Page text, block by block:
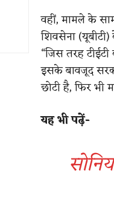
वहीं, मामले के
शिवसेना
“जिस तरह
इसके बावजूद
छोटी है, फिर भी
यह भी पढ़ें-